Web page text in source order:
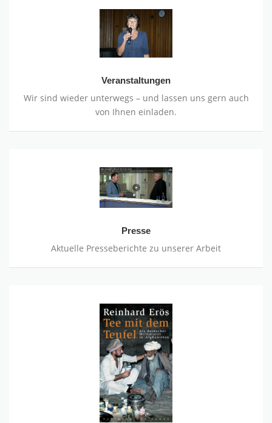
Veranstaltungen
Wir sind wieder unterwegs – und lassen uns gern auch
von Ihnen einladen.
Presse
Aktuelle Presseberichte zu unserer Arbeit